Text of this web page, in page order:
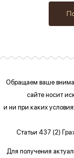
Обращаем ваше
сайтеносит
и ни при каких
Статьи 437 (2)
Для получения